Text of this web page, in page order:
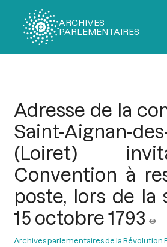
ARCHIVES
PARLEMENTAIRES
Adresse de la
Saint-Aignan-
(Loiret)
Convention à
poste, lors de la
15 octobre 1793
Archives parlementaires de la Révolution